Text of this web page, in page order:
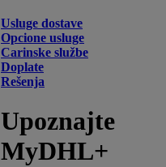
Usluge dostave
Opcione usluge
Carinske službe
Doplate
Rešenja
Upoznajte
MyDHL+